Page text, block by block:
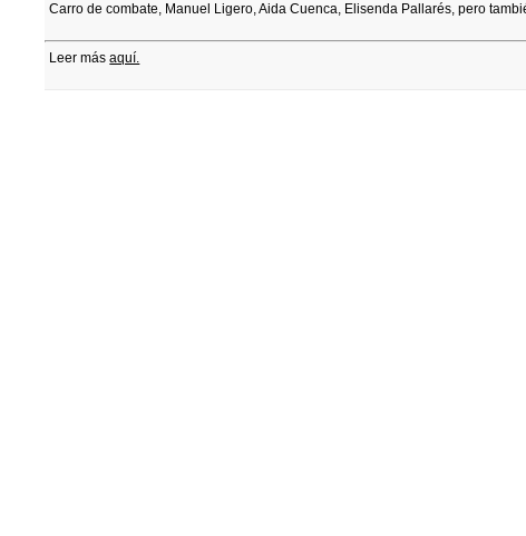
Carro de combate, Manuel Ligero, Aida Cuenca, Elisenda Pallarés, pero
Leer másaquí.